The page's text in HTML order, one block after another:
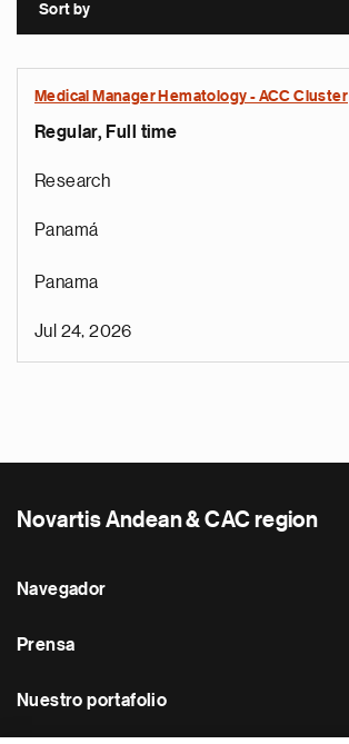
Sort by
Medical Manager Hematology - ACC Cluster
Regular, Full time
Research
Panamá
Panama
Jul 24, 2026
Novartis Andean & CAC region
Navegador
Prensa
Nuestro portafolio